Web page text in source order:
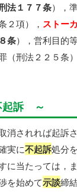
法１７７条），
２項）， ストー
条），営利目的
（刑法２２５条
起訴 ～
消されれば起訴
実に不起訴処分
に当たっては，
を始めて示談締